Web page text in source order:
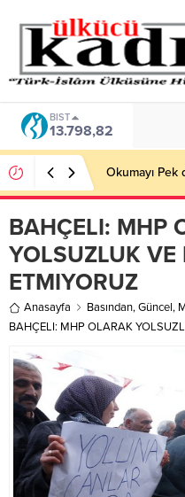
BIST
13.798,82
Okumayı
BAHÇELI: MHP
YOLSUZLUK VE
ETMIYORUZ
Anasayfa Basından,Güncel,
BAHÇELI: MHP OLARAK